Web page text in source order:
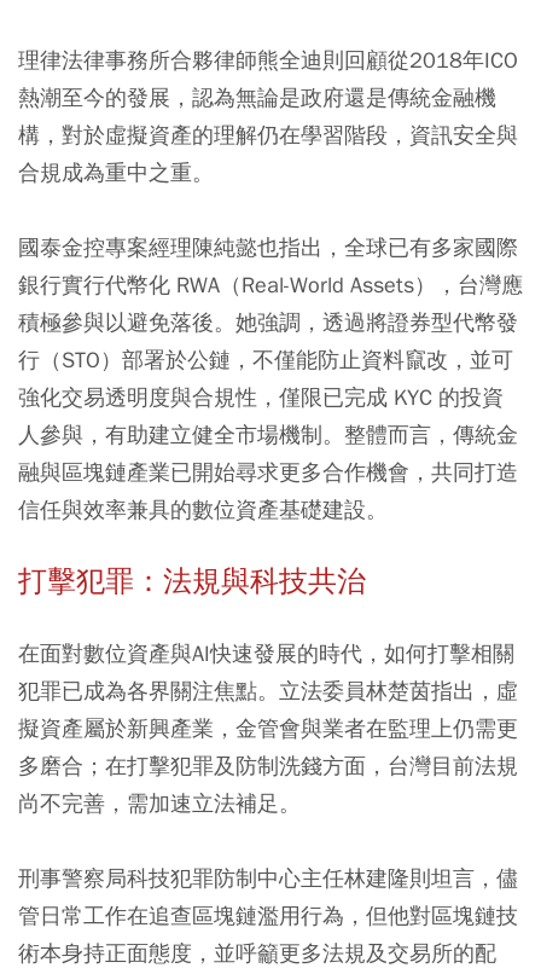
理律法律事務所合夥律師熊全迪則回顧從2018年ICO
熱潮至今的發展，認為無論是政府還是傳統金融機
構，對於虛擬資產的理解仍在學習階段，資訊安全與
合規成為重中之重。
國泰金控專案經理陳純懿也指出，全球已有多家國際
銀行實行代幣化 RWA（Real-World Assets），台灣應
積極參與以避免落後。她強調，透過將證券型代幣發
行（STO）部署於公鏈，不僅能防止資料竄改，並可
強化交易透明度與合規性，僅限已完成 KYC 的投資
人參與，有助建立健全市場機制。整體而言，傳統金
融與區塊鏈產業已開始尋求更多合作機會，共同打造
信任與效率兼具的數位資產基礎建設。
打擊犯罪：法規與科技共治
在面對數位資產與AI快速發展的時代，如何打擊相關
犯罪已成為各界關注焦點。立法委員林楚茵指出，虛
擬資產屬於新興產業，金管會與業者在監理上仍需更
多磨合；在打擊犯罪及防制洗錢方面，台灣目前法規
尚不完善，需加速立法補足。
刑事警察局科技犯罪防制中心主任林建隆則坦言，儘
管日常工作在追查區塊鏈濫用行為，但他對區塊鏈技
術本身持正面態度，並呼籲更多法規及交易所的配